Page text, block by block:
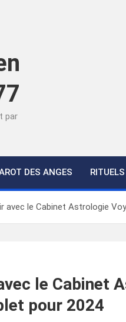
par
DES ANGES
avec le Cabinet Astrologie
le Cabinet
pour 2024